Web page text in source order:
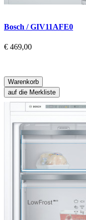
Bosch / GIV11AFE0
€ 469,00
Warenkorb
auf die Merkliste